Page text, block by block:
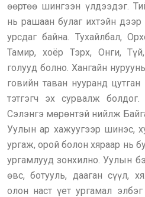
өөртөө шингээн үлдээдэг.
нь рашаан булаг ихтэйн
урсдаг байна. Тухайлбал,
Тамир, хоёр Тэрх, Онги,
голууд болно. Хангайн
говийн таван нууранд
тэтгэгч эх сурвалж
Сэлэнгэ мөрөнтэй нийлж
Уулын ар хажуугээр шинэс,
ургаж, орой болон хяраар нь
ургамлууд зонхилно. Уулын
өвс, ботууль, дааган сүүл,
олон наст үет ургамал элбэг